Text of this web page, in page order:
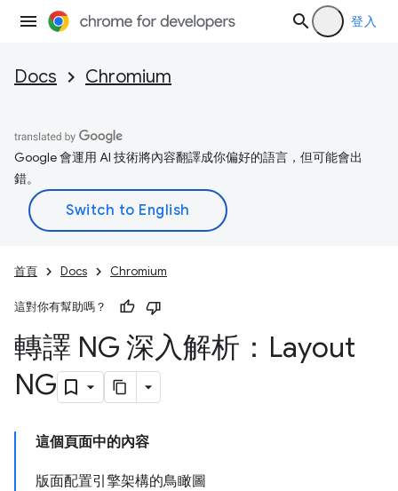
登入
Docs Chromium
Google 會運用 AI 技術將內容翻譯成你偏好的語言，但可能會出
錯。
首頁 Docs Chromium
這對你有幫助嗎？
轉譯 NG 深入解析：Layout
NG
這個頁面中的內容
版面配置引擎架構的鳥瞰圖